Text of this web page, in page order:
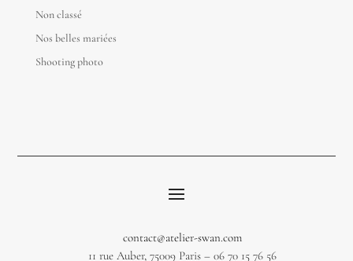
Non classé
Nos belles mariées
Shooting photo
contact@atelier-swan.com
11 rue Auber, 75009 Paris – 06 70 15 76 56